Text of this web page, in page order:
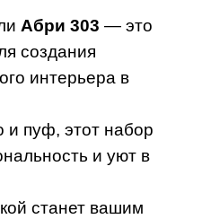
Абри 303 — это
создания
интерьера в
и пуф, этот набор
и уют в
станет вашим